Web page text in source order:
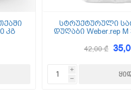
კგ
სტრუქტურული
დუღაბი Weber.rep M 352 -25კგ (5
42,00 ₾
i
h